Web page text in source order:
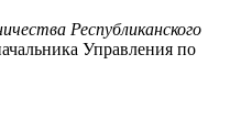
Республиканского
Управления по